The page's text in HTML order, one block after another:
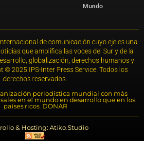
Mundo
de comunicación cuyo eje es una
que amplifica las voces del Sur y de la
globalización, derechos humanos y
© 2025 IPS-Inter Press Service. Todos los
derechos reservados.
periodística mundial con más
en el mundo en desarrollo que en los
países ricos. DONAR
& Hosting: Atiko.Studio